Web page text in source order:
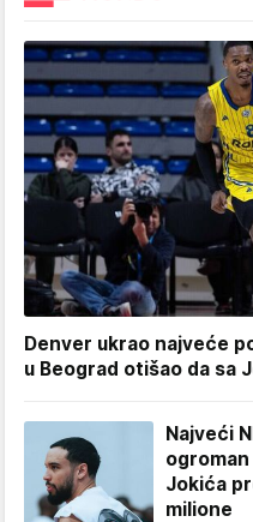
Denver ukrao najveće
u Beograd otišao da sa
Najveći
Jokića
milione